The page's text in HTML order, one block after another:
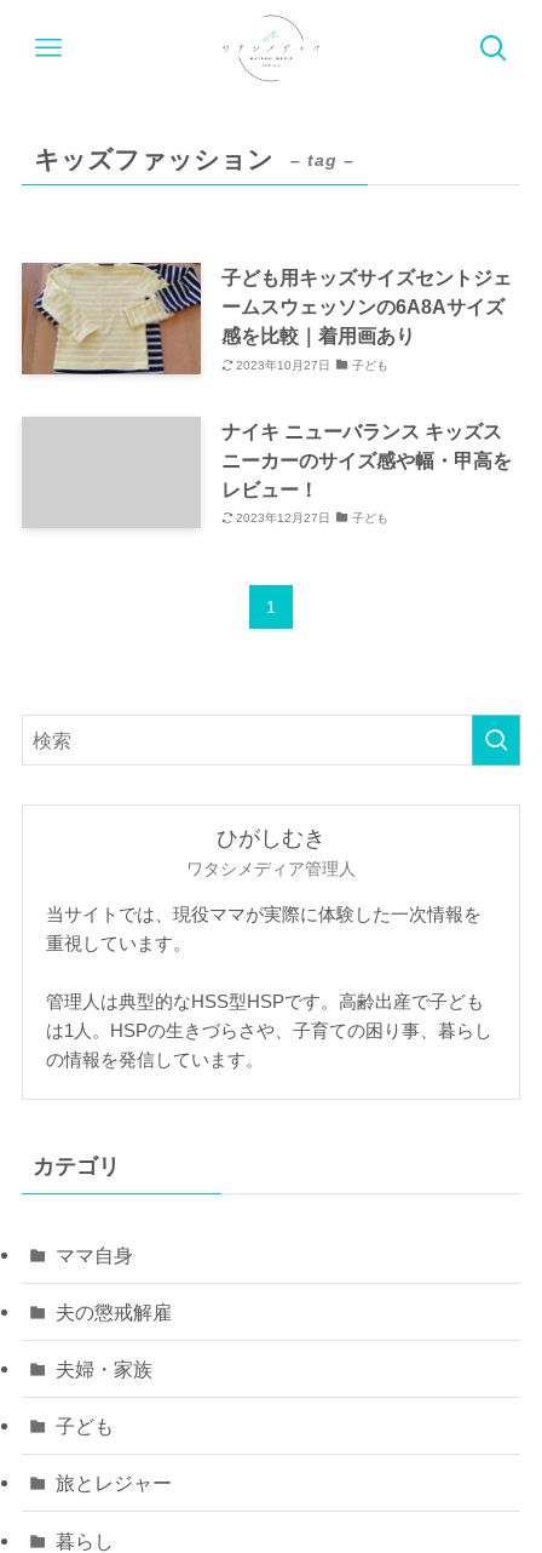
キッズファッション – tag –
子ども用キッズサイズセントジェ
ームスウェッソンの6A8Aサイズ
感を比較｜着用画あり
2023年10月27日 子ども
ナイキ ニューバランス キッズス
ニーカーのサイズ感や幅・甲高を
レビュー！
2023年12月27日 子ども
1
ひがしむき
ワタシメディア管理人
当サイトでは、現役ママが実際に体験した一次情報を
重視しています。
管理人は典型的なHSS型HSPです。高齢出産で子ども
は1人。HSPの生きづらさや、子育ての困り事、暮らし
の情報を発信しています。
カテゴリ
ママ自身
夫の懲戒解雇
夫婦・家族
子ども
旅とレジャー
暮らし